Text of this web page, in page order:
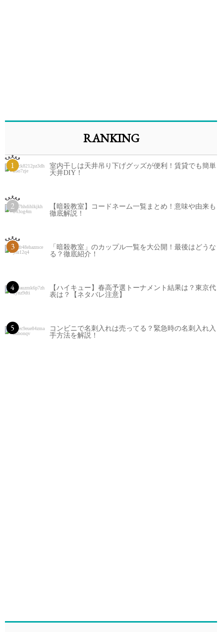
RANKING
1
室内干しは天井吊り下げグッズが便利！賃貸でも簡単
天井DIY！
2
【暗殺教室】コードネーム一覧まとめ！意味や由来も
徹底解説！
3
「暗殺教室」のカップル一覧を大公開！最後はどうな
る？徹底紹介！
4
【ハイキュー】春高予選トーナメント結果は？東京代
表は？【ネタバレ注意】
5
コンビニで名刺入れは売ってる？緊急時の名刺入れ入
手方法を解説！